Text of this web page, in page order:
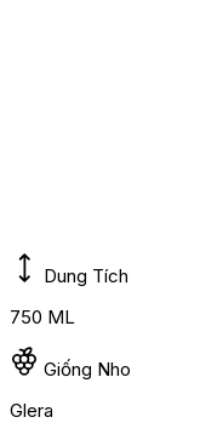
Dung Tích
750 ML
Giống Nho
Glera